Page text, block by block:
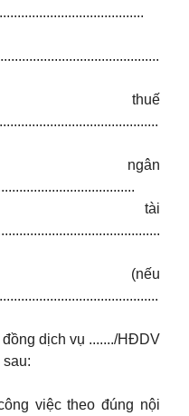
thuế
ngân
tài
(nếu
dịch vụ ......./HĐDV
sau:
việc theo đúng nội